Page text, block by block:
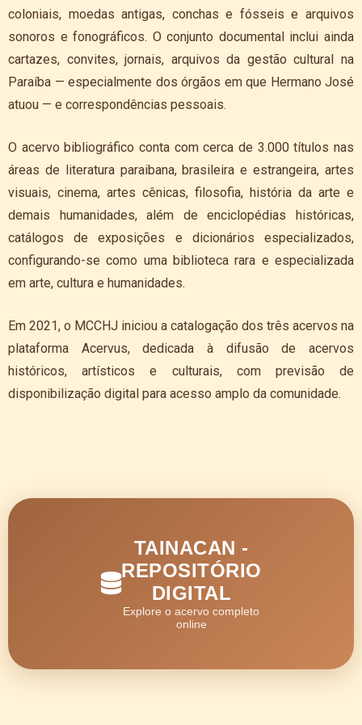
coloniais, moedas antigas, conchas e fósseis e arquivos
sonoros e fonográficos. O conjunto documental inclui ainda
cartazes, convites, jornais, arquivos da gestão cultural na
Paraíba — especialmente dos órgãos em que Hermano José
atuou — e correspondências pessoais.
O acervo bibliográfico conta com cerca de 3.000 títulos nas
áreas de literatura paraibana, brasileira e estrangeira, artes
visuais, cinema, artes cênicas, filosofia, história da arte e
demais humanidades, além de enciclopédias históricas,
catálogos de exposições e dicionários especializados,
configurando-se como uma biblioteca rara e especializada
em arte, cultura e humanidades.
Em 2021, o MCCHJ iniciou a catalogação dos três acervos na
plataforma Acervus, dedicada à difusão de acervos
históricos, artísticos e culturais, com previsão de
disponibilização digital para acesso amplo da comunidade.
TAINACAN -
REPOSITÓRIO
DIGITAL
Explore o acervo completo
online